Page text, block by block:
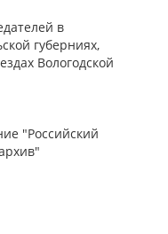
в
губерниях,
Вологодской
"Российский